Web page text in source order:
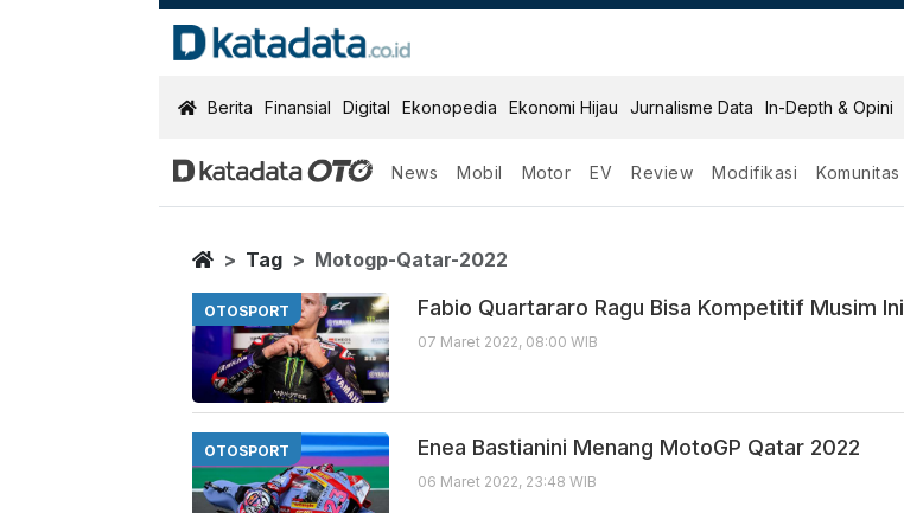
KatadataOTO
Berita Finansial Digital Ekonopedia Ekonomi Hijau Jurnalisme Data In-Depth & Opini
News Mobil Motor EV Review Modifikasi Komunitas
Motogp Qatar 2022
Berita Terbaru
Home
Tag Motogp-Qatar-2022
OTOSPORT Fabio Quartararo Ragu Bisa Kompetitif Musim Ini
07 Maret 2022, 08:00 WIB
OTOSPORT Enea Bastianini Menang MotoGP Qatar 2022
06 Maret 2022, 23:48 WIB